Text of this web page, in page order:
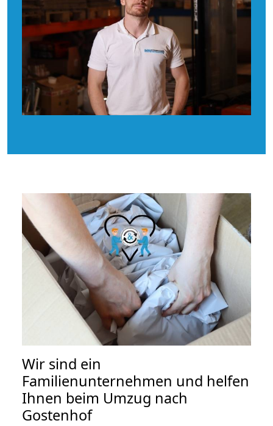
Wir sind ein
Familienunternehmen und helfen
Ihnen beim Umzug nach
Gostenhof